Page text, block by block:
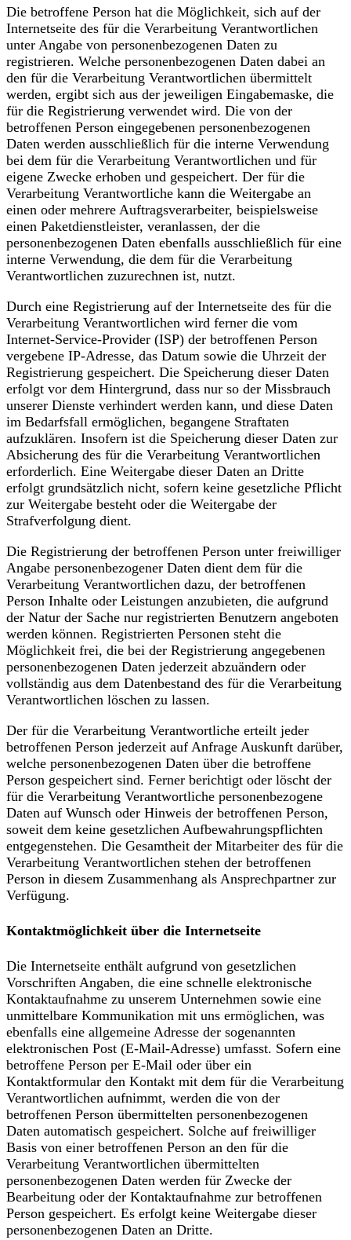
Die betroffene Person hat die Möglichkeit, sich auf der
Internetseite des für die Verarbeitung Verantwortlichen
unter Angabe von personenbezogenen Daten zu
registrieren. Welche personenbezogenen Daten dabei an
den für die Verarbeitung Verantwortlichen übermittelt
werden, ergibt sich aus der jeweiligen Eingabemaske, die
für die Registrierung verwendet wird. Die von der
betroffenen Person eingegebenen personenbezogenen
Daten werden ausschließlich für die interne Verwendung
bei dem für die Verarbeitung Verantwortlichen und für
eigene Zwecke erhoben und gespeichert. Der für die
Verarbeitung Verantwortliche kann die Weitergabe an
einen oder mehrere Auftragsverarbeiter, beispielsweise
einen Paketdienstleister, veranlassen, der die
personenbezogenen Daten ebenfalls ausschließlich für eine
interne Verwendung, die dem für die Verarbeitung
Verantwortlichen zuzurechnen ist, nutzt.
Durch eine Registrierung auf der Internetseite des für die
Verarbeitung Verantwortlichen wird ferner die vom
Internet-Service-Provider (ISP) der betroffenen Person
vergebene IP-Adresse, das Datum sowie die Uhrzeit der
Registrierung gespeichert. Die Speicherung dieser Daten
erfolgt vor dem Hintergrund, dass nur so der Missbrauch
unserer Dienste verhindert werden kann, und diese Daten
im Bedarfsfall ermöglichen, begangene Straftaten
aufzuklären. Insofern ist die Speicherung dieser Daten zur
Absicherung des für die Verarbeitung Verantwortlichen
erforderlich. Eine Weitergabe dieser Daten an Dritte
erfolgt grundsätzlich nicht, sofern keine gesetzliche Pflicht
zur Weitergabe besteht oder die Weitergabe der
Strafverfolgung dient.
Die Registrierung der betroffenen Person unter freiwilliger
Angabe personenbezogener Daten dient dem für die
Verarbeitung Verantwortlichen dazu, der betroffenen
Person Inhalte oder Leistungen anzubieten, die aufgrund
der Natur der Sache nur registrierten Benutzern angeboten
werden können. Registrierten Personen steht die
Möglichkeit frei, die bei der Registrierung angegebenen
personenbezogenen Daten jederzeit abzuändern oder
vollständig aus dem Datenbestand des für die Verarbeitung
Verantwortlichen löschen zu lassen.
Der für die Verarbeitung Verantwortliche erteilt jeder
betroffenen Person jederzeit auf Anfrage Auskunft darüber,
welche personenbezogenen Daten über die betroffene
Person gespeichert sind. Ferner berichtigt oder löscht der
für die Verarbeitung Verantwortliche personenbezogene
Daten auf Wunsch oder Hinweis der betroffenen Person,
soweit dem keine gesetzlichen Aufbewahrungspflichten
entgegenstehen. Die Gesamtheit der Mitarbeiter des für die
Verarbeitung Verantwortlichen stehen der betroffenen
Person in diesem Zusammenhang als Ansprechpartner zur
Verfügung.
Kontaktmöglichkeit über die Internetseite
Die Internetseite enthält aufgrund von gesetzlichen
Vorschriften Angaben, die eine schnelle elektronische
Kontaktaufnahme zu unserem Unternehmen sowie eine
unmittelbare Kommunikation mit uns ermöglichen, was
ebenfalls eine allgemeine Adresse der sogenannten
elektronischen Post (E-Mail-Adresse) umfasst. Sofern eine
betroffene Person per E-Mail oder über ein
Kontaktformular den Kontakt mit dem für die Verarbeitung
Verantwortlichen aufnimmt, werden die von der
betroffenen Person übermittelten personenbezogenen
Daten automatisch gespeichert. Solche auf freiwilliger
Basis von einer betroffenen Person an den für die
Verarbeitung Verantwortlichen übermittelten
personenbezogenen Daten werden für Zwecke der
Bearbeitung oder der Kontaktaufnahme zur betroffenen
Person gespeichert. Es erfolgt keine Weitergabe dieser
personenbezogenen Daten an Dritte.